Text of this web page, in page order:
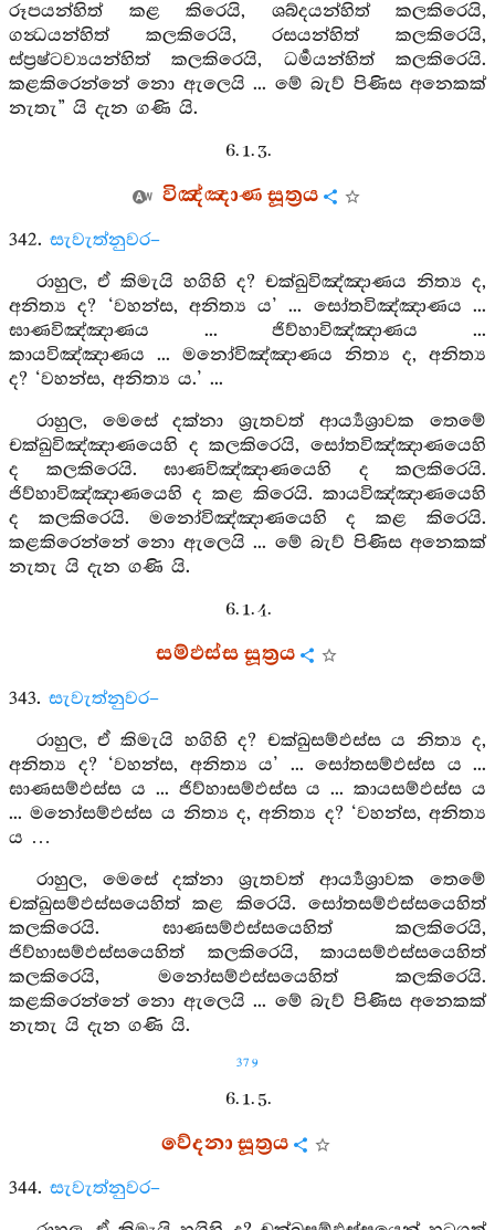
රූපයන්හිත් කළ කිරෙයි, ශබ්දයන්හිත් කලකිරෙයි,
ගන්‍ධයන්හිත් කලකිරෙයි, රසයන්හිත් කලකිරෙයි,
ස්ප්‍රෂ්ටව්‍යයන්හිත් කලකිරෙයි, ධර්‍මයන්හිත් කලකිරෙයි.
කළකිරෙන්නේ නො ඇලෙයි ... මේ බැව් පිණිස අනෙකක්
නැතැ” යි දැන ගණි යි.
6. 1. 3.
විඤ්ඤාණ සූත්‍රය
342. සැවැත්නුවර–
රාහුල, ඒ කිමැයි හගිහි ද? චක්ඛුවිඤ්ඤාණය නිත්‍ය ද,
අනිත්‍ය ද? ‘වහන්ස, අනිත්‍ය ය’ ... සෝතවිඤ්ඤාණය ...
ඝාණවිඤ්ඤාණය ... ජිව්හාවිඤ්ඤාණය ...
කායවිඤ්ඤාණය ... මනෝවිඤ්ඤාණය නිත්‍ය ද, අනිත්‍ය
ද? ‘වහන්ස, අනිත්‍ය ය.’ ...
රාහුල, මෙසේ දක්නා ශ්‍රැතවත් ආර්‍ය්‍යශ්‍රාවක තෙමේ
චක්ඛුවිඤ්ඤාණයෙහි ද කලකිරෙයි, සෝතවිඤ්ඤාණයෙහි
ද කලකිරෙයි. ඝාණවිඤ්ඤාණයෙහි ද කලකිරෙයි.
ජිව්හාවිඤ්ඤාණයෙහි ද කළ කිරෙයි. කායවිඤ්ඤාණයෙහි
ද කලකිරෙයි. මනෝවිඤ්ඤාණයෙහි ද කළ කිරෙයි.
කළකිරෙන්නේ නො ඇලෙයි ... මේ බැව් පිණිස අනෙකක්
නැතැ යි දැන ගණි යි.
6. 1. 4.
සම්ඵස්ස සූත්‍රය
343. සැවැත්නුවර–
රාහුල, ඒ කිමැයි හගිහි ද? චක්ඛුසම්ඵස්ස ය නිත්‍ය ද,
අනිත්‍ය ද? ‘වහන්ස, අනිත්‍ය ය’ ... සෝතසම්ඵස්ස ය ...
ඝාණසම්ඵස්ස ය ... ජිව්හාසම්ඵස්ස ය ... කායසම්ඵස්ස ය
... මනෝසම්ඵස්ස ය නිත්‍ය ද, අනිත්‍ය ද? ‘වහන්ස, අනිත්‍ය
ය …
රාහුල, මෙසේ දක්නා ශ්‍රැතවත් ආර්‍ය්‍යශ්‍රාවක තෙමේ
චක්ඛුසම්ඵස්සයෙහිත් කළ කිරෙයි. සෝතසම්ඵස්සයෙහිත්
කලකිරෙයි. ඝාණසම්ඵස්සයෙහිත් කලකිරෙයි,
ජිව්හාසම්ඵස්සයෙහිත් කලකිරෙයි, කායසම්ඵස්සයෙහිත්
කලකිරෙයි, මනෝසම්ඵස්සයෙහිත් කලකිරෙයි.
කළකිරෙන්නේ නො ඇලෙයි ... මේ බැව් පිණිස අනෙකක්
නැතැ යි දැන ගණි යි.
379
6. 1. 5.
වේදනා සූත්‍රය
344. සැවැත්නුවර–